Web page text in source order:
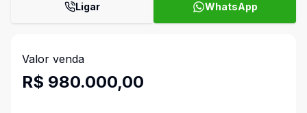
Ligar WhatsApp
Valor venda
R$ 980.000,00